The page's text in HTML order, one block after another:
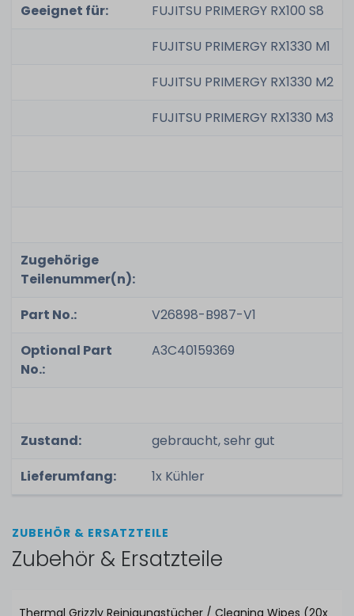
Geeignet für:
FUJITSU PRIMERGY RX100 S8
FUJITSU PRIMERGY RX1330 M1
FUJITSU PRIMERGY RX1330 M2
FUJITSU PRIMERGY RX1330 M3
Zugehörige
Teilenummer(n):
Part No.:
V26898-B987-V1
Optional Part
No.:
A3C40159369
Zustand:
gebraucht, sehr gut
Lieferumfang:
1x Kühler
ZUBEHÖR & ERSATZTEILE
Zubehör & Ersatzteile